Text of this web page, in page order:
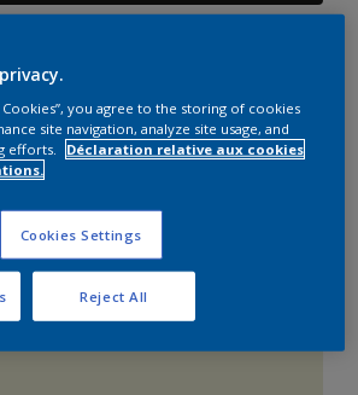
d'Harmonies
Cookies”, you agree to the storing of cookies
site navigation, analyze site usage, and
efforts.
Déclaration relative aux cookies
Cookies Settings
Reject All